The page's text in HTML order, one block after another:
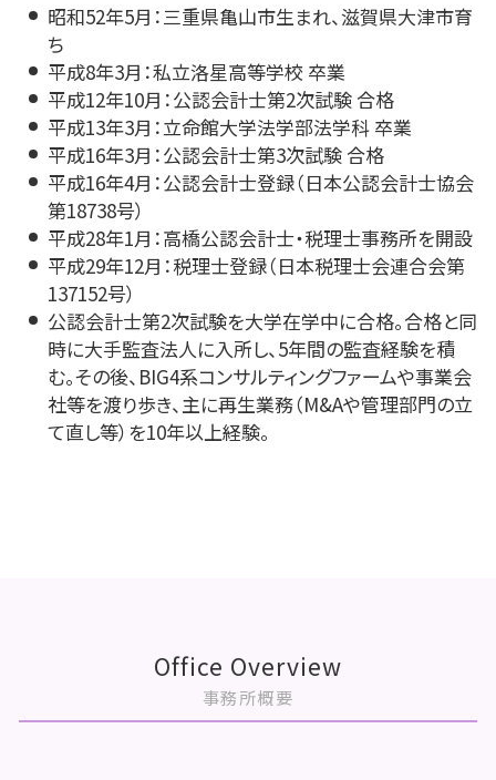
昭和52年5月：三重県亀山市生まれ、滋賀県大津市育
ち
平成8年3月：私立洛星高等学校 卒業
平成12年10月：公認会計士第2次試験 合格
平成13年3月：立命館大学法学部法学科 卒業
平成16年3月：公認会計士第3次試験 合格
平成16年4月：公認会計士登録（日本公認会計士協会
第18738号）
平成28年1月：高橋公認会計士・税理士事務所を開設
平成29年12月：税理士登録（日本税理士会連合会第
137152号）
公認会計士第2次試験を大学在学中に合格。合格と同
時に大手監査法人に入所し、5年間の監査経験を積
む。その後、BIG4系コンサルティングファームや事業会
社等を渡り歩き、主に再生業務（M&Aや管理部門の立
て直し等）を10年以上経験。
Office Overview
事務所概要